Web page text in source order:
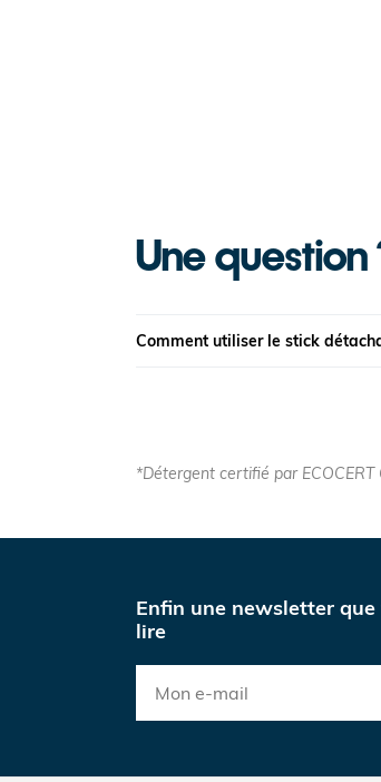
Une question
Comment utiliser le stick
*Détergent certifié par
Enfin une newsletter
lire